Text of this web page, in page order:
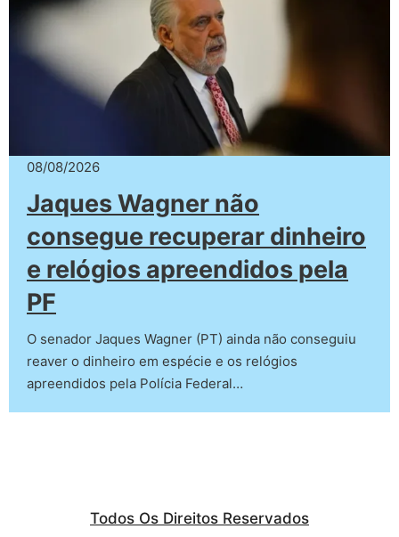
08/08/2026
Jaques Wagner não
consegue recuperar dinheiro
e relógios apreendidos pela
PF
O senador Jaques Wagner (PT) ainda não conseguiu
reaver o dinheiro em espécie e os relógios
apreendidos pela Polícia Federal…
Todos Os Direitos Reservados